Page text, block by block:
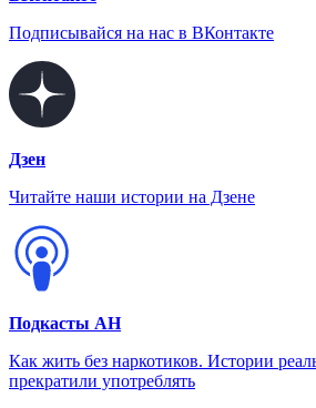
Подписывайся на нас в ВКонтакте
Дзен
Читайте наши истории на Дзене
Подкасты АН
Как жить без наркотиков. Истории
прекратили употреблять